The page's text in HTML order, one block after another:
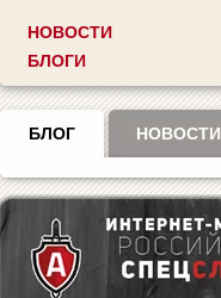
НОВОСТИ
БЛОГИ
БЛОГ НОВОСТИ